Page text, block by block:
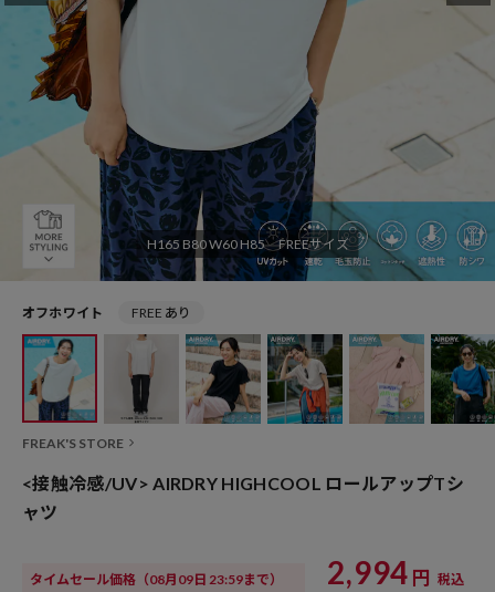
H165 B80 W60 H85 FREEサイズ
オフホワイト FREE あり
FREAK'S STORE
<接触冷感/UV> AIRDRY HIGHCOOL ロールアップTシ
ャツ
タイムセール価格 （08月09日 23:59まで） 2,994 円 税込